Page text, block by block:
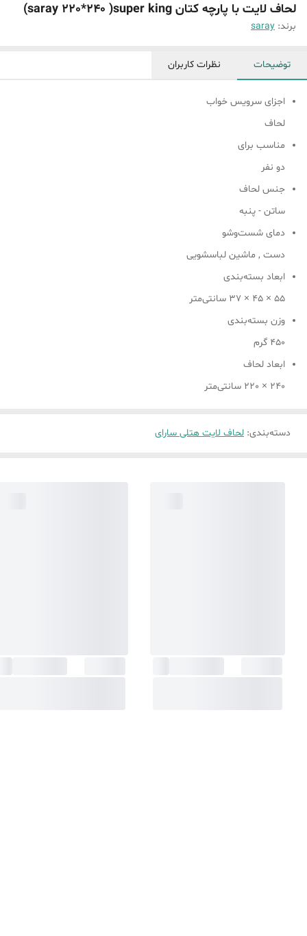
لحاف لایت با پارچه کتان saray 220*240 )super king)
برند: saray
توضیحات نظرات کاربران
اجزای سرویس خواب
لحاف
مناسب برای
دو نفر
جنس لحاف
ساتن - پنبه
دمای شست‌وشو
دست , ماشین لباسشویی
ابعاد بسته‌بندی
55 × 45 × 37 سانتی‌متر
وزن بسته‌بندی
450 گرم
ابعاد لحاف
240 × 220 سانتی‌متر
دسته‌بندی: لحاف لایت هتلی سارای